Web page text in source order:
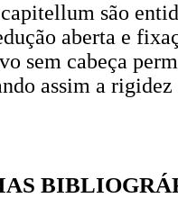
são
aberta e
sem cabeça
assim a